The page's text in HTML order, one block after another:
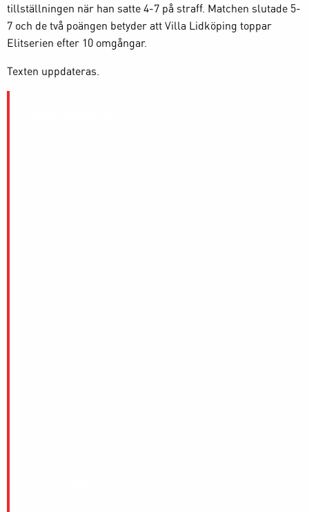
tillställningen när han satte 4-7 på straff. Matchen slutade 5-
7 och de två poängen betyder att Villa Lidköping toppar
Elitserien efter 10 omgångar.
Texten uppdateras.